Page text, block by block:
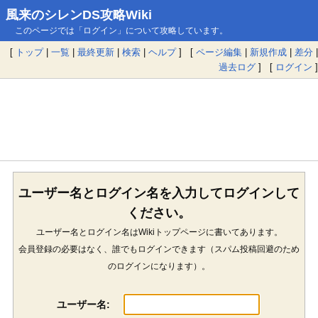
風来のシレンDS攻略Wiki
このページでは「ログイン」について攻略しています。
[ トップ| 一覧 | 最終更新 | 検索 | ヘルプ] [ ページ編集 | 新規作成 | 差分 |
過去ログ ] [ ログイン ]
ユーザー名とログイン名を入力してログインして
ください。
ユーザー名とログイン名はWikiトップページに書いてあります。
会員登録の必要はなく、誰でもログインできます（スパム投稿回避のため
のログインになります）。
ユーザー名: